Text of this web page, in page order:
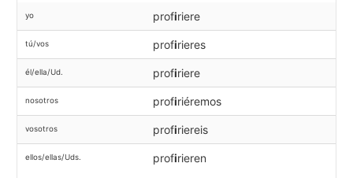
yo profiriere
tú/vos profirieres
él/ella/Ud. profiriere
nosotros profiriéremos
vosotros profiriereis
ellos/ellas/Uds. profirieren